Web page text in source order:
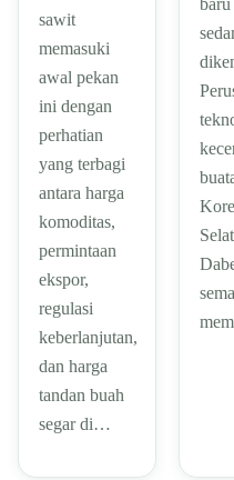
sawit
memasuki
awal pekan
ini dengan
perhatian
yang terbagi
antara harga
komoditas,
permintaan
ekspor,
regulasi
keberlanjutan,
dan harga
tandan buah
segar di…